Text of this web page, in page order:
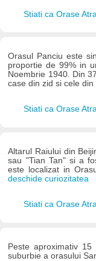
Stiati ca Orase
Orasul Panciu este
proportie de 99% in
Noembrie 1940. Din
case din zid si cele din
Stiati ca Orase
Altarul Raiului din
sau "Tian Tan" si a
este localizat in
deschide curiozitatea
Stiati ca Orase
Peste aproximativ
suburbie a orasului